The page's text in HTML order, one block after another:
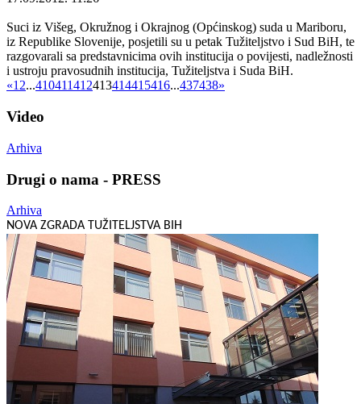
Suci iz Višeg, Okružnog i Okrajnog (Općinskog) suda u Mariboru,
iz Republike Slovenije, posjetili su u petak Tužiteljstvo i Sud BiH, te
razgovarali sa predstavnicima ovih institucija o povijesti, nadležnosti
i ustroju pravosudnih institucija, Tužiteljstva i Suda BiH.
«12...410411412413414415416...437438»
Video
Arhiva
Drugi o nama - PRESS
Arhiva
NOVA ZGRADA TUŽITELJSTVA BIH